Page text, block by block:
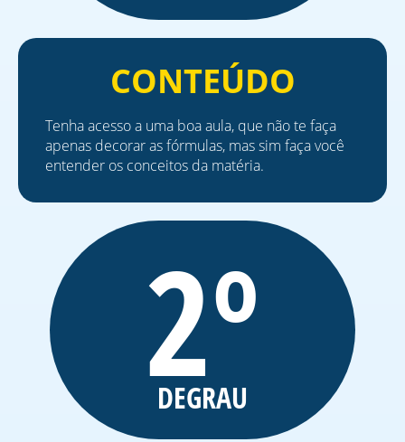
CONTEÚDO
Tenha acesso a uma boa aula, que não te faça
apenas decorar as fórmulas, mas sim faça você
entender os conceitos da matéria.
2º
DEGRAU